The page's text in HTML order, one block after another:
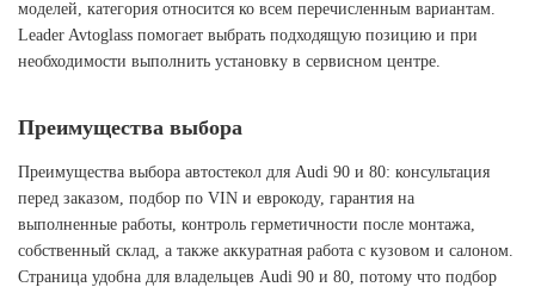
моделей, категория относится ко всем перечисленным вариантам.
Leader Avtoglass помогает выбрать подходящую позицию и при
необходимости выполнить установку в сервисном центре.
Преимущества выбора
Преимущества выбора автостекол для Audi 90 и 80: консультация
перед заказом, подбор по VIN и еврокоду, гарантия на
выполненные работы, контроль герметичности после монтажа,
собственный склад, а также аккуратная работа с кузовом и салоном.
Страница удобна для владельцев Audi 90 и 80, потому что подбор